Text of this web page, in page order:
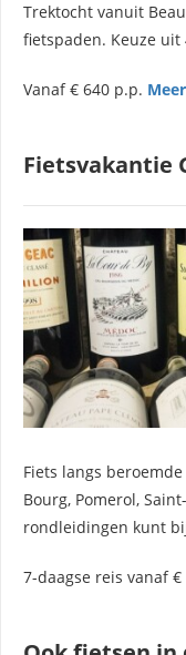
Trektocht vanuit
fietspaden. Keuze uit
Vanaf € 640 p.p.
Fietsvakantie
Fiets langs
Bourg, Pomerol,
rondleidingen kunt
7-daagse reis vanaf €